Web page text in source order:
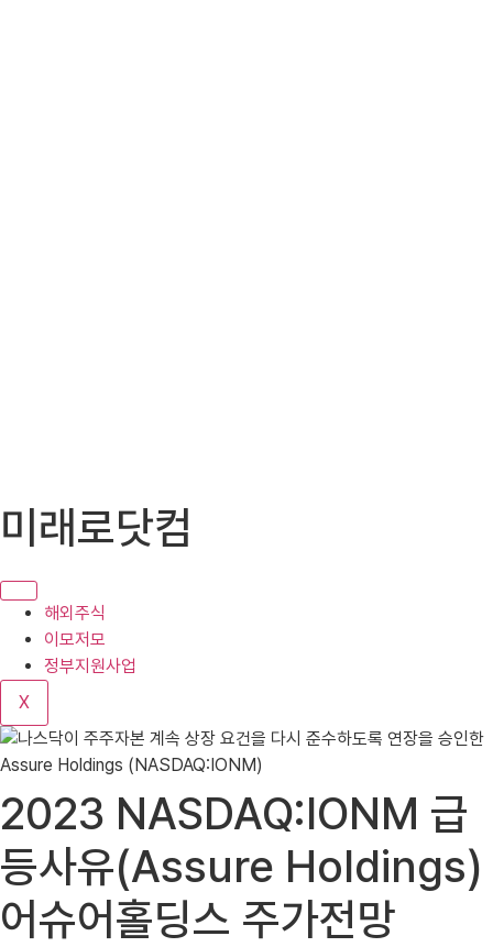
텐
로
기
미래로닷컴
해외주식
이모저모
정부지원사업
X
2023 NASDAQ:IONM 급
등사유(Assure Holdings)
어슈어홀딩스 주가전망